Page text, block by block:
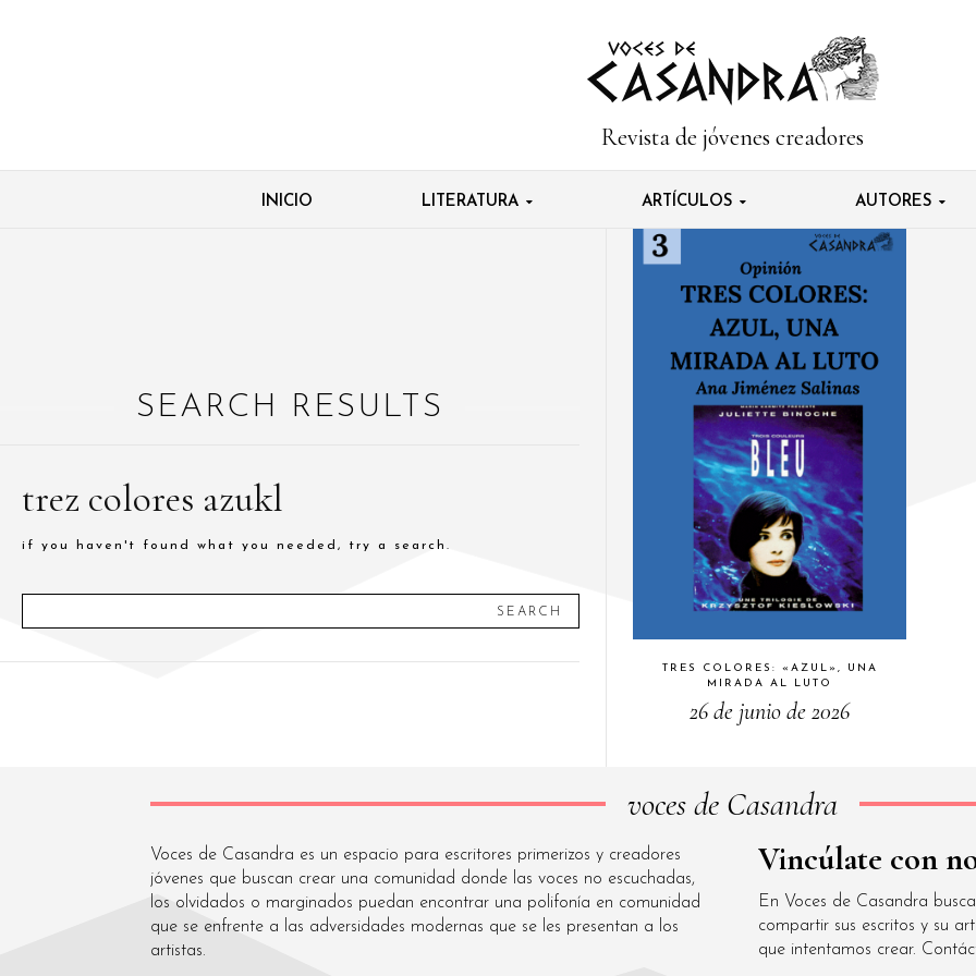
Revista de jóvenes creadores
INICIO LITERATURA ARTÍCULOS AUTORES
SEARCH RESULTS
trez colores azukl
if you haven't found what you needed, try a search.
SEARCH
TRES COLORES: «AZUL», UNA
MIRADA AL LUTO
26 de junio de 2026
voces de Casandra
Voces de Casandra es un espacio para escritores primerizos y creadores
jóvenes que buscan crear una comunidad donde las voces no escuchadas,
los olvidados o marginados puedan encontrar una polifonía en comunidad
que se enfrente a las adversidades modernas que se les presentan a los
artistas.
Vincúlate con
En Voces de Casandra
compartir sus escritos y su
que intentamos crear.